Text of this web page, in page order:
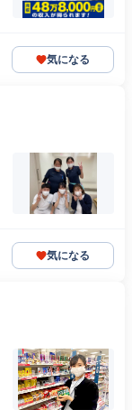
気になる
気になる